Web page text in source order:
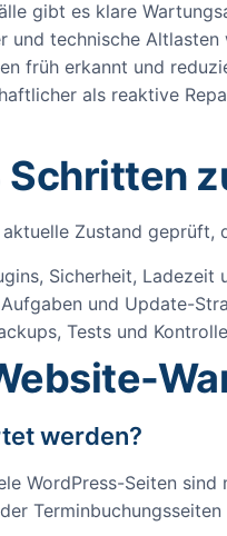
gibt es klare
und technische
früh erkannt und
als reaktive
Zustand
Sicherheit,
und Update-
Tests und
werden?
WordPress-Seiten